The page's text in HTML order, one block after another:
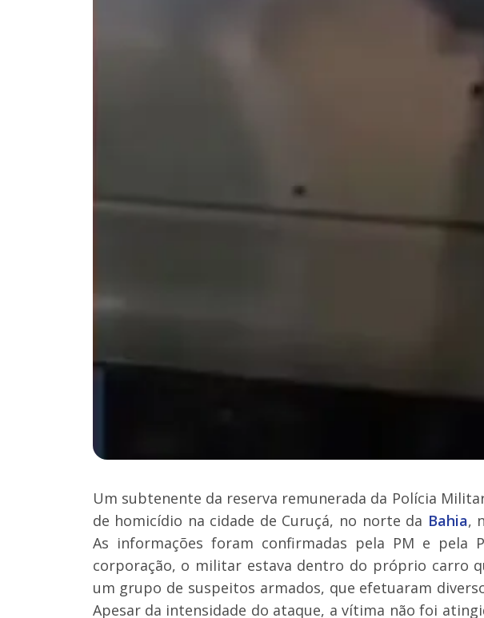
Um subtenente da reserva remunerada da Polícia
de homicídio na cidade de Curuçá, no norte da Bahia,
As informações foram confirmadas pela PM e pela
corporação, o militar estava dentro do próprio carro
um grupo de suspeitos armados, que efetuaram
Apesar da intensidade do ataque, a vítima não foi